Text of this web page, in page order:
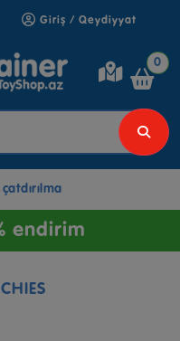
Giriş / Qeydiyyat
0
endirim